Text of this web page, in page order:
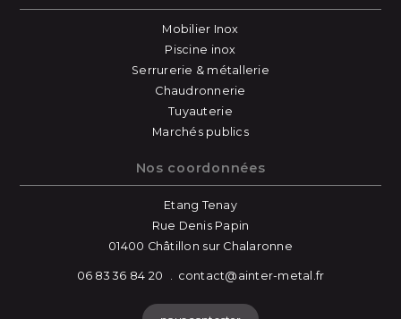
Mobilier Inox
Piscine inox
Serrurerie & métallerie
Chaudronnerie
Tuyauterie
Marchés publics
Nos coordonnées
Etang Tenay
Rue Denis Papin
01400 Châtillon sur Chalaronne
06 83 36 84 20 contact@ainter-metal.fr